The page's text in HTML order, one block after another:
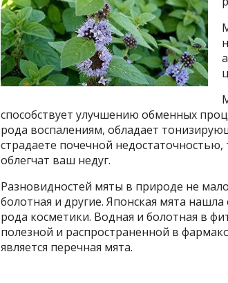
способствует улучшению обменных
рода воспалениям, обладает
страдаете почечной
облегчат ваш недуг.
Разновидностей мяты в природе не
болотная и другие. Японская мята
рода косметики. Водная и болотная в
полезной и распространенной в
является перечная мята.